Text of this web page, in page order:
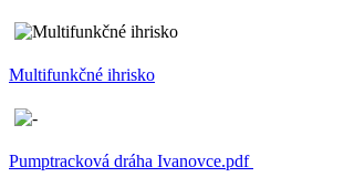
Multifunkčné ihrisko
Pumptracková dráha Ivanovce.pdf